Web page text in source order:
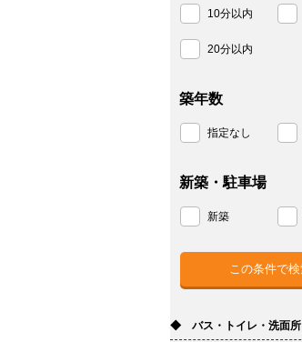
10分以内
20分以内
築年数
指定なし
新築・駐車場
新築
◆ バス・トイレ・洗面所